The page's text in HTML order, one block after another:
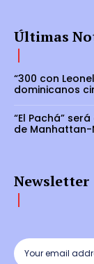
Últimas
“300 con
dominicanos
“El Pachá”
de Manhattan-
Newsletter